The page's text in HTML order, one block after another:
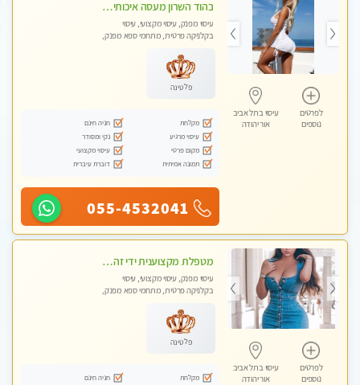
לפרטים
נוספים
עיסוי בתל אביב
אור יהודה
בהוד השרון מעסה איכותית מקצועית ומפנקת מאוד
עיסוי מפנק, עיסוי מקצועי, עיסוי
בקלניקה פרטית, מתחמי ספא מפנק,
פלטינה
מקלחת
חניה חינם
עיסוי מרגיע
נקי ומסודר
מקום פרטי
עיסוי מקצועי
תמונה אמיתית
דוברת עיברית
055-4532041
לפרטים
נוספים
עיסוי בתל אביב
אור יהודה
מטפלת מקצוענית ידי זהב VIP-מומלץ לחלוטין! פרטי! ​​​​​​ Highly recommended
עיסוי מפנק, עיסוי מקצועי, עיסוי
בקלניקה פרטית, מתחמי ספא מפנק,
פלטינה
מקלחת
חניה חינם